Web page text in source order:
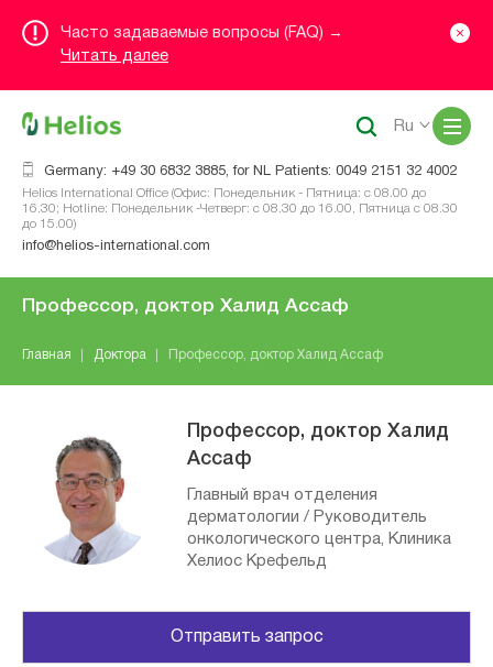
Часто задаваемые вопросы (FAQ) →
Читать далее
Germany: +49 30 6832 3885, for NL Patients: 0049 2151 32 4002
Helios International Office (Офис: Понедельник - Пятница: с 08.00 до
16.30; Hotline: Понедельник -Четверг: с 08.30 до 16.00, Пятница с 08.30
до 15.00)
info@helios-international.com
Ru
Профессор, доктор Халид Ассаф
Главная Доктора Профессор, доктор Халид Ассаф
Профессор, доктор Халид
Ассаф
Главный врач отделения
дерматологии / Руководитель
онкологического центра, Клиника
Хелиос Крефельд
Отправить запрос